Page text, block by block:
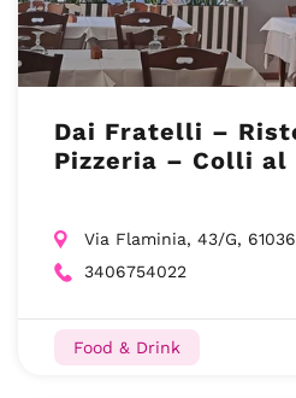
Dai Fratelli –
Pizzeria – Colli al
Via Flaminia, 43/G,
3406754022
Food & Drink